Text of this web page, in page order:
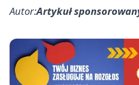
Autor:Artykuł